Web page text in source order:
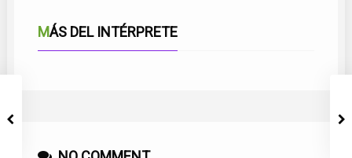
MÁS DEL INTÉRPRETE